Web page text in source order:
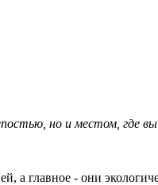
но и местом, где
а главное - они